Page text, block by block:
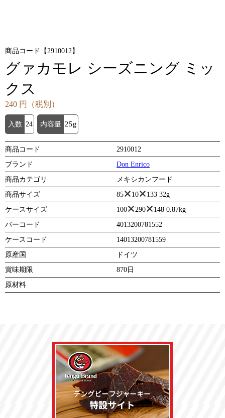
商品コード【2910012】
グァカモレ シーズニング ミッ
クス
240 円（税別）
入数 24 内容量 25g
商品コード
2910012
ブランド
Don Enrico
商品カテゴリ
メキシカンフード
商品サイズ
85 10
133 32g
ケースサイズ
100 290
148 0.87kg
バーコード
4013200781552
ケースコード
14013200781559
原産国
ドイツ
賞味期限
870日
原材料